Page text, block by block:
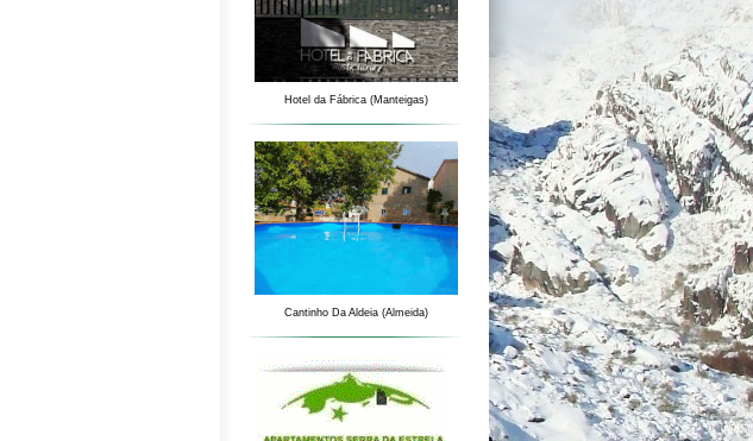
Hotel da Fábrica (Manteigas)
Cantinho Da Aldeia (Almeida)